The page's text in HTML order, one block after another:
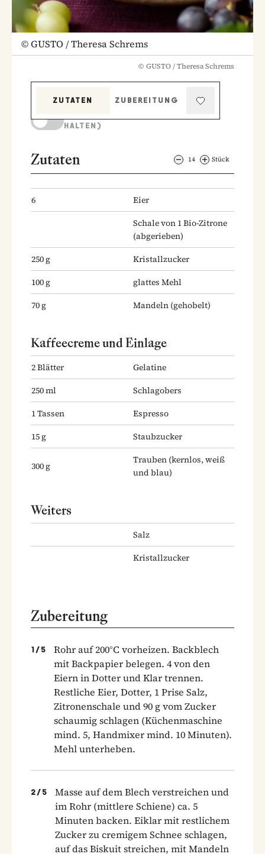
©GUSTO / Theresa Schrems
© GUSTO / Theresa Schrems
ZUTATEN
ZUBEREITUNG
HALTEN)
Zutaten 14 Stück
6
Eier
Schale von 1 Bio-Zitrone
(abgerieben)
250g
Kristallzucker
100g
glattes Mehl
70g Mandeln (gehobelt)
Kaffeecreme und Einlage
2Blätter
Gelatine
250ml
Schlagobers
1Tassen
Espresso
15g Staubzucker
300g
Trauben (kernlos, weiß
und blau)
Weiters
Salz
Kristallzucker
Zubereitung
1 / 5
Rohr auf 200°C vorheizen. Backblech
mit Backpapier belegen. 4 von den
Eiern in Dotter und Klar trennen.
Restliche Eier, Dotter, 1 Prise Salz,
Zitronenschale und 90 g vom Zucker
schaumig schlagen (Küchenmaschine
mind. 5, Handmixer mind. 10 Minuten).
Mehl unterheben.
2/ 5
Masse auf dem Blech verstreichen und
im Rohr (mittlere Schiene) ca. 5
Minuten backen. Eiklar mit restlichem
Zucker zu cremigem Schnee schlagen,
auf das Biskuit streichen, mit Mandeln